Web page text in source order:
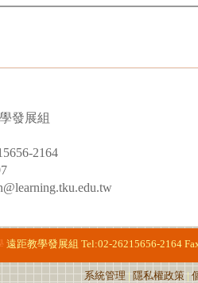
發展組
2164
遠距教學發展組 Tel:02-26215656-2164
系統管理|隱私權政策|